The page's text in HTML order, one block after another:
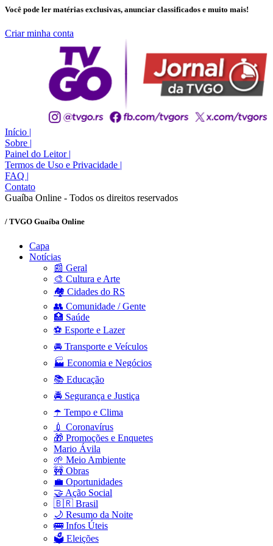
Você pode ler matérias exclusivas, anunciar classificados e muito mais!
Criar minha conta
Início |
Sobre |
Painel do Leitor |
Termos de Uso e Privacidade |
FAQ |
Contato
Guaíba Online - Todos os direitos reservados
/ TVGO Guaíba Online
Capa
Notícias
📰 Geral
🎨 Cultura e Arte
🏘️ Cidades do RS
👥 Comunidade / Gente
🏥 Saúde
⚽ Esporte e Lazer
🚘 Transporte e Veículos
🏭 Economia e Negócios
📚 Educação
🚔 Segurança e Justiça
☂️ Tempo e Clima
💉 Coronavírus
🎁 Promoções e Enquetes
Mario Ávila
🌱 Meio Ambiente
🚧 Obras
💼 Oportunidades
🤝 Ação Social
🇧🇷 Brasil
🌙 Resumo da Noite
🚌 Infos Úteis
🗳️ Eleições